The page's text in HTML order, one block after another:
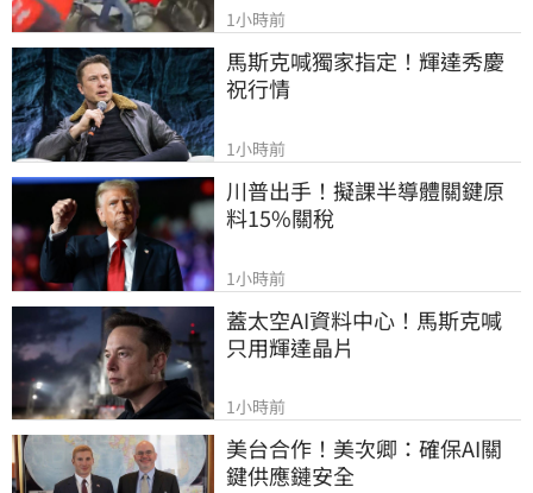
1小時前
馬斯克喊獨家指定！輝達秀慶
祝行情
1小時前
川普出手！擬課半導體關鍵原
料15%關稅
1小時前
蓋太空AI資料中心！馬斯克喊
只用輝達晶片
1小時前
美台合作！美次卿：確保AI關
鍵供應鏈安全